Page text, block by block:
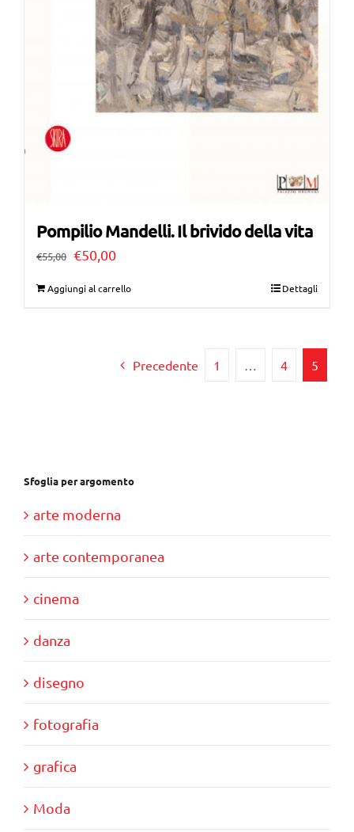
Pompilio Mandelli. Il brivido della vita
€55,00 Il
€50,00Il
Aggiungi al carrello Dettagli
Precedente 1 4 5
Sfoglia per argomento
arte moderna
arte contemporanea
cinema
danza
disegno
fotografia
grafica
Moda